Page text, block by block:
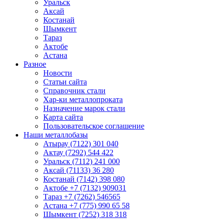
Уральск
Аксай
Костанай
Шымкент
Тараз
Актобе
Астана
Разное
Новости
Статьи сайта
Справочник стали
Хар-ки металлопроката
Назначение марок стали
Карта сайта
Пользовательское соглашение
Наши металлобазы
Атырау (7122) 301 040
Актау (7292) 544 422
Уральск (7112) 241 000
Аксай (71133) 36 280
Костанай (7142) 398 080
Актобе +7 (7132) 909031
Тараз +7 (7262) 546565
Астана +7 (775) 990 65 58
Шымкент (7252) 318 318